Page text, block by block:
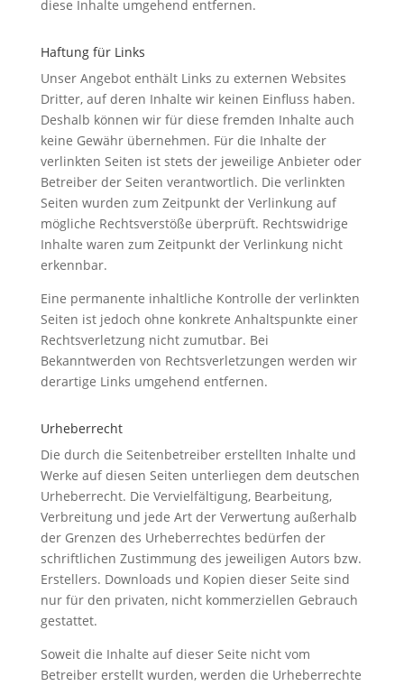
diese Inhalte umgehend entfernen.
Haftung für Links
Unser Angebot enthält Links zu externen Websites
Dritter, auf deren Inhalte wir keinen Einfluss haben.
Deshalb können wir für diese fremden Inhalte auch
keine Gewähr übernehmen. Für die Inhalte der
verlinkten Seiten ist stets der jeweilige Anbieter oder
Betreiber der Seiten verantwortlich. Die verlinkten
Seiten wurden zum Zeitpunkt der Verlinkung auf
mögliche Rechtsverstöße überprüft. Rechtswidrige
Inhalte waren zum Zeitpunkt der Verlinkung nicht
erkennbar.
Eine permanente inhaltliche Kontrolle der verlinkten
Seiten ist jedoch ohne konkrete Anhaltspunkte einer
Rechtsverletzung nicht zumutbar. Bei
Bekanntwerden von Rechtsverletzungen werden wir
derartige Links umgehend entfernen.
Urheberrecht
Die durch die Seitenbetreiber erstellten Inhalte und
Werke auf diesen Seiten unterliegen dem deutschen
Urheberrecht. Die Vervielfältigung, Bearbeitung,
Verbreitung und jede Art der Verwertung außerhalb
der Grenzen des Urheberrechtes bedürfen der
schriftlichen Zustimmung des jeweiligen Autors bzw.
Erstellers. Downloads und Kopien dieser Seite sind
nur für den privaten, nicht kommerziellen Gebrauch
gestattet.
Soweit die Inhalte auf dieser Seite nicht vom
Betreiber erstellt wurden, werden die Urheberrechte